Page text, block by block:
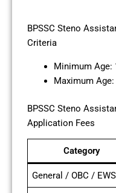
BPSSC Steno
Criteria
Minimum Age:
Maximum Age:
BPSSC Steno
Application Fees
Category
General / OBC / EWS